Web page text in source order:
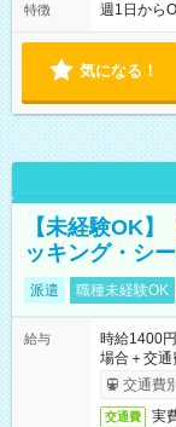
特徴 週1日から
気になる！
【未経験OK
ッキング・シ
派遣 職種未経験OK
給与
時給1400
場合＋交
交通費
交通費 実